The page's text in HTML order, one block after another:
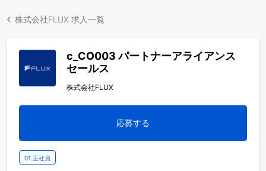
株式会社FLUX 求人一覧
c_CO003 パートナーアライアンス
セールス
株式会社FLUX
応募する
01.正社員